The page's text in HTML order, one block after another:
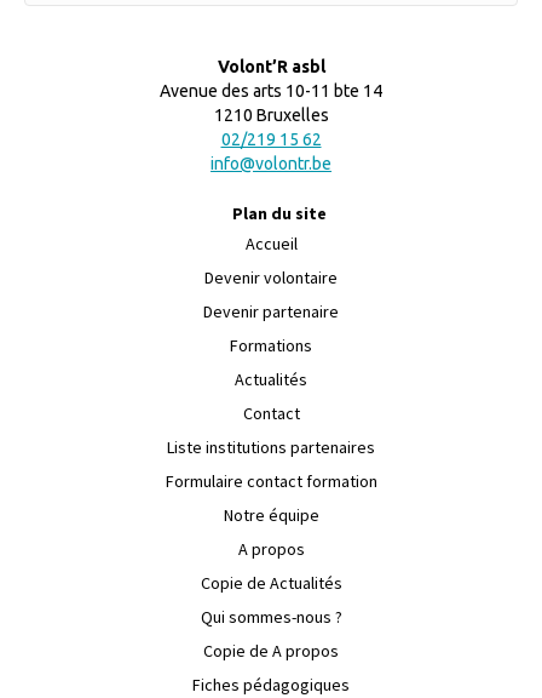
Volont’R asbl
Avenue des arts 10-11 bte 14
1210 Bruxelles
02/219 15 62
info@volontr.be
Plan du site
Accueil
Devenir volontaire
Devenir partenaire
Formations
Actualités
Contact
Liste institutions partenaires
Formulaire contact formation
Notre équipe
A propos
Copie de Actualités
Qui sommes-nous ?
Copie de A propos
Fiches pédagogiques